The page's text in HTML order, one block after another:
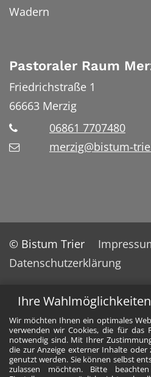
Ihre
Wir möchten Ihnen ein optimales
verwenden wir Cookies, die für das
notwendig sind. Mit Ihrer
die zur Anzeige externer Inhalte oder
genutzt werden. Sie können selbst
zulassen möchten. Bitte
Wadern
Pastoraler Raum
Friedrichstraße 1
66663 Merzig
06861 7707480
merzig@bistum-
© Bistum Trier
Datenschutzerklärung